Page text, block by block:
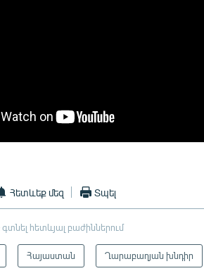
Հետևեք մեզ Տպել
հետևյալ բաժիններում
Հայաստան Ղարաբաղյան խնդիր